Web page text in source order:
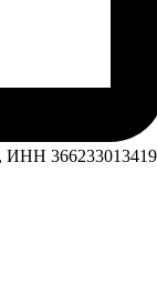
ИНН 366233013419